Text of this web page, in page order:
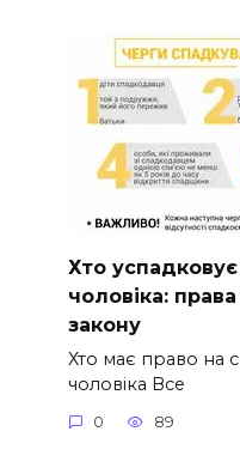
Хто
чоловіка:
закону
Хто має право на
чоловіка Все
0 89